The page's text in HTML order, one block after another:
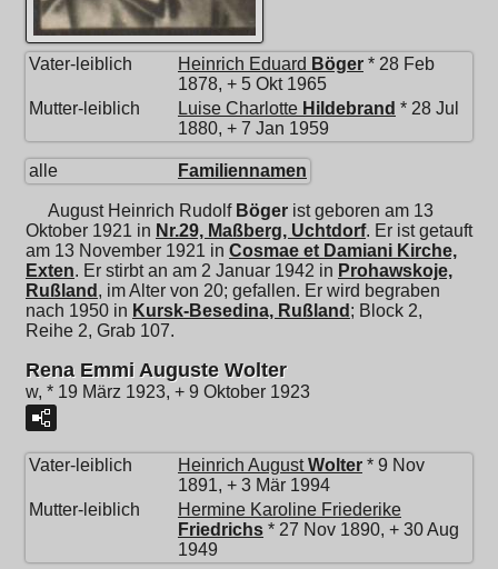
Vater-leiblich Heinrich Eduard Böger * 28 Feb
1878, + 5 Okt 1965
Mutter-leiblich
Luise Charlotte Hildebrand * 28 Jul
1880, + 7 Jan 1959
alle Familiennamen
August Heinrich Rudolf Böger ist geboren am 13
Oktober 1921 in Nr.29, Maßberg, Uchtdorf. Er ist getauft
am 13 November 1921 in Cosmae et Damiani Kirche,
Exten. Er stirbt an am 2 Januar 1942 in Prohawskoje,
Rußland , im Alter von 20; gefallen. Er wird begraben
nach 1950 in Kursk-Besedina, Rußland ; Block 2,
Reihe 2, Grab 107.
Rena Emmi Auguste Wolter
w, * 19 März 1923, + 9 Oktober 1923
Vater-leiblich Heinrich August Wolter * 9 Nov
1891, + 3 Mär 1994
Mutter-leiblich
Hermine Karoline Friederike
Friedrichs * 27 Nov 1890, + 30 Aug
1949